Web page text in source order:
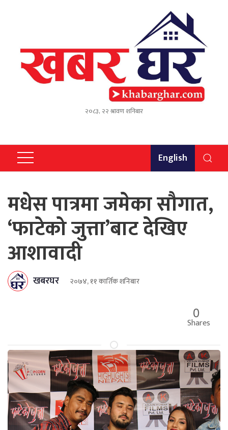
२०८३, २२ श्रावण शनिबार
English
मधेस पात्रमा जमेका सौगात,
‘फाटेको जुत्ता’बाट देखिए
आशावादी
खबरघर २०७४, ११ कार्तिक शनिबार
0
Shares